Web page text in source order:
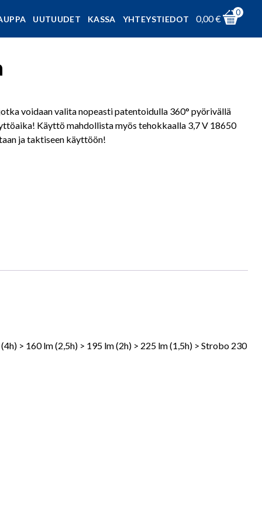
UUTUUDET KASSA YHTEYSTIEDOT 0,00€
0
voidaan valita nopeasti patentoidulla 360° pyörivällä
Käyttö mahdollista myös tehokkaalla 3,7 V 18650
ja taktiseen käyttöön!
> 160 lm (2,5h) > 195 lm (2h) > 225 lm (1,5h) > Strobo 230